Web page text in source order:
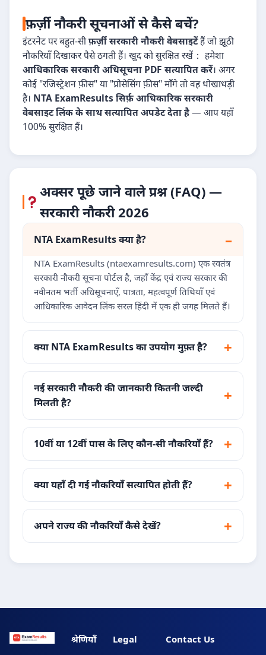
फ़र्ज़ी नौकरी सूचनाओं से कैसे बचें?
इंटरनेट पर बहुत-सीफ़र्ज़ी सरकारी नौकरी वेबसाइटेंहैं जो झूठी
नौकरियाँ दिखाकर पैसे ठगती हैं। खुद को सुरक्षित रखें： हमेशा
आधिकारिक सरकारी अधिसूचना PDF सत्यापित करें। अगर
कोई "रजिस्ट्रेशन फ़ीस" या "प्रोसेसिंग फ़ीस" माँगे तो वह धोखाधड़ी
है। NTA ExamResults सिर्फ़ आधिकारिक सरकारी
वेबसाइट लिंक के साथ सत्यापित अपडेट देता है— आप यहाँ
100% सुरक्षित हैं।
अक्सर पूछे जाने वाले प्रश्न (FAQ) —
सरकारी नौकरी 2026
NTA ExamResults क्या है?
NTA ExamResults (ntaexamresults.com) एक स्वतंत्र
सरकारी नौकरी सूचना पोर्टल है, जहाँ केंद्र एवं राज्य सरकार की
नवीनतम भर्ती अधिसूचनाएँ, पात्रता, महत्वपूर्ण तिथियाँ एवं
आधिकारिक आवेदन लिंक सरल हिंदी में एक ही जगह मिलते हैं।
क्या NTA ExamResults का उपयोग मुफ़्त है?
नई सरकारी नौकरी की जानकारी कितनी जल्दी
मिलती है?
10वीं या 12वीं पास के लिए कौन-सी नौकरियाँ हैं?
क्या यहाँ दी गई नौकरियाँ सत्यापित होती हैं?
अपने राज्य की नौकरियाँ कैसे देखें?
श्रेणियाँ Legal Contact Us